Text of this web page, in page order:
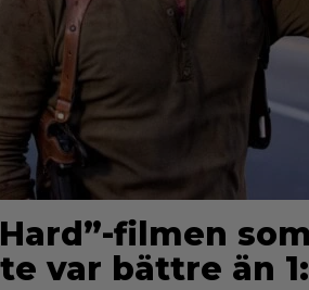
filmen som
var bättre än